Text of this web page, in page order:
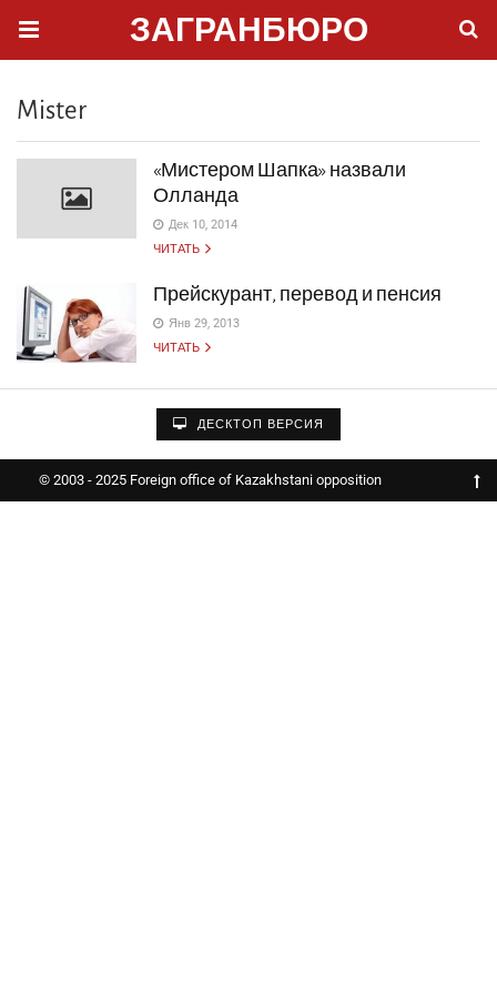
ЗАГРАНБЮРО
Mister
«Мистером Шапка» назвали
Олланда
Дек 10, 2014
ЧИТАТЬ
Прейскурант, перевод и пенсия
Янв 29, 2013
ЧИТАТЬ
ДЕСКТОП ВЕРСИЯ
© 2003 - 2025 Foreign office of Kazakhstani opposition